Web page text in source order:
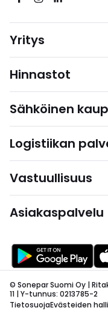
Yritys
Hinnastot
Sähköinen
Logistiikan
Vastuullisuus
Asiakaspalvelu
© Sonepar Suomi Oy |
11 | Y-tunnus: 0213785-2
TietosuojaEvästeiden